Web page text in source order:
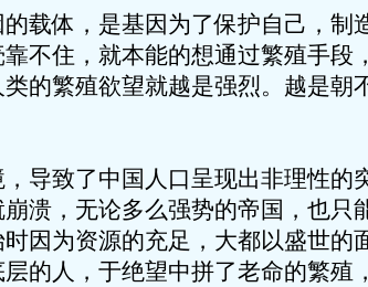
载体，是基因为了保护自己，制
不住，就本能的想通过繁殖手段
的繁殖欲望就越是强烈。越是朝
导致了中国人口呈现出非理性的
溃，无论多么强势的帝国，也只
因为资源的充足，大都以盛世的
的人，于绝望中拼了老命的繁殖